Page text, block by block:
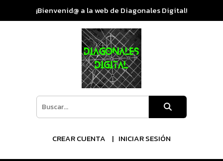
¡Bienvenid@ a la web de Diagonales Digital!
CREAR CUENTA INICIAR SESIÓN